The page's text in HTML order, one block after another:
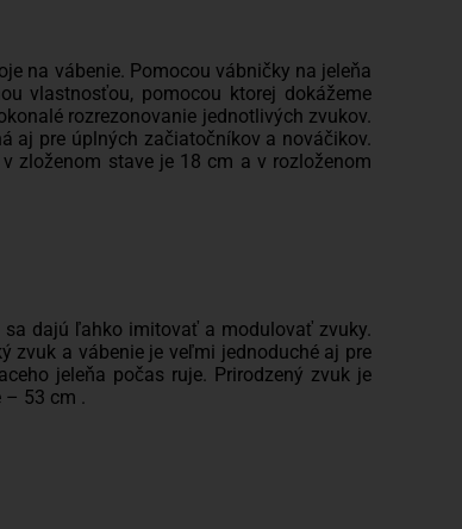
na vábenie. Pomocou vábničky na jeleňa
vlastnosťou, pomocou ktorej dokážeme
rozrezonovanie jednotlivých zvukov.
aj pre úplných začiatočníkov a nováčikov.
zloženom stave je 18 cm a v rozloženom
sa dajú ľahko imitovať a modulovať zvuky.
zvuk a vábenie je veľmi jednoduché aj pre
jeleňa počas ruje. Prirodzený zvuk je
– 53 cm .